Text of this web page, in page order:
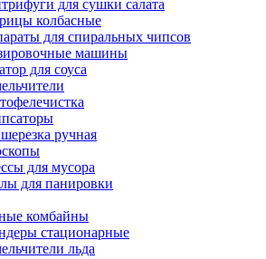
для сушки салата
колбасные
для спиральных чипсов
машины
для соуса
ручная
для мусора
для панировки
комбайны
стационарные
льда